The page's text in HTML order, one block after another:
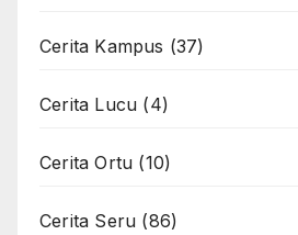
Cerita Kampus (37)
Cerita Lucu (4)
Cerita Ortu (10)
Cerita Seru (86)